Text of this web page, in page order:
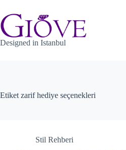
content
Designed in Istanbul
Etiket zarif hediye seçenekleri
Stil Rehberi